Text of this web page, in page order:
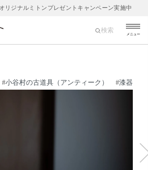
リジナルミトンプレゼントキャンペーン実施中
メニュー
検索
#小谷村の古道具（アンティーク） #漆器